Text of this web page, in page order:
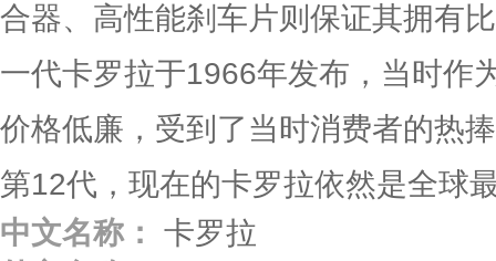
合器、高性能刹车片则保证其拥有
一代卡罗拉于1966年发布，当时作
价格低廉，受到了当时消费者的热
第12代，现在的卡罗拉依然是全球
中文名称：
卡罗拉